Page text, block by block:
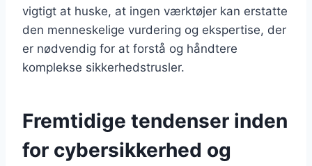
vigtigt at huske, at ingen værktøjer kan erstatte
den menneskelige vurdering og ekspertise, der
er nødvendig for at forstå og håndtere
komplekse sikkerhedstrusler.
Fremtidige tendenser inden
for cybersikkerhed og